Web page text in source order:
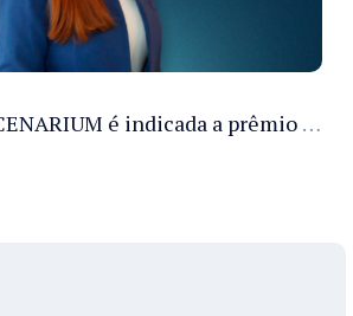
Fundadora da CENARIUM é indicada a prêmio 100+ Jornalistas Admirados